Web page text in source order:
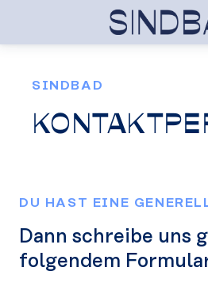
SINDBAD
DU HAST EINE
Dann schreibe uns
folgendem